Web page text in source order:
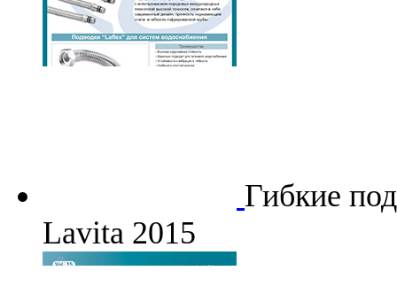
Гибкие
Lavita 2015